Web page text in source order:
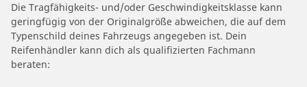
Die Tragfähigkeits- und/oder Geschwindigkeitsklasse kann
geringfügig von der Originalgröße abweichen, die auf dem
Typenschild deines Fahrzeugs angegeben ist. Dein
Reifenhändler kann dich als qualifizierten Fachmann
beraten: